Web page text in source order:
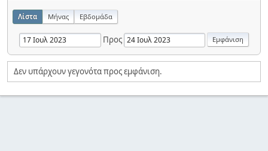
Λίστα Μήνας Εβδομάδα
Προς
Δεν υπάρχουν γεγονότα προς εμφάνιση.